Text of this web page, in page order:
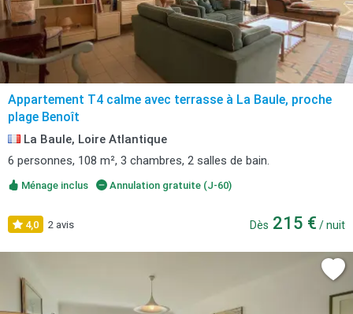
Appartement T4 calme avec terrasse à La Baule, proche
plage Benoît
La Baule, Loire Atlantique
6 personnes, 108 m², 3 chambres, 2 salles de bain.
Ménage inclus Annulation gratuite (J-60)
4,0 2 avis Dès 215 € / nuit